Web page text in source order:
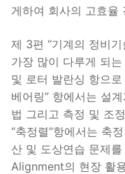
게하여 회사의 고효율
제 3편 “기계의 정비
가장 많이 다루게 되
및 로터 발란싱 항으
베어링” 항에서는 설
법 그리고 측정 및 조
“축정렬”항에서는 축
산 및 도상연습 문제
Alignment의 현장 활